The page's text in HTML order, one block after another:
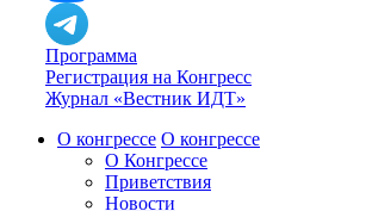
Программа
Регистрация на Конгресс
Журнал «Вестник ИДТ»
О конгрессе О конгрессе
О Конгрессе
Приветствия
Новости